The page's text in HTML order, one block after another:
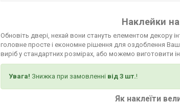
Наклейки
Обновіть двері, нехай вони стануть елементом декору
головне просте і економне рішення для оздоблення
виріб у стандартних розмірах, або можемо виготовити
Увага! Знижка при замовленні від 3 шт.!
Як наклеїти